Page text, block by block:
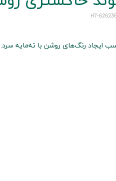
ایجاد رنگ‌های روشن با ته‌مایه سرد.